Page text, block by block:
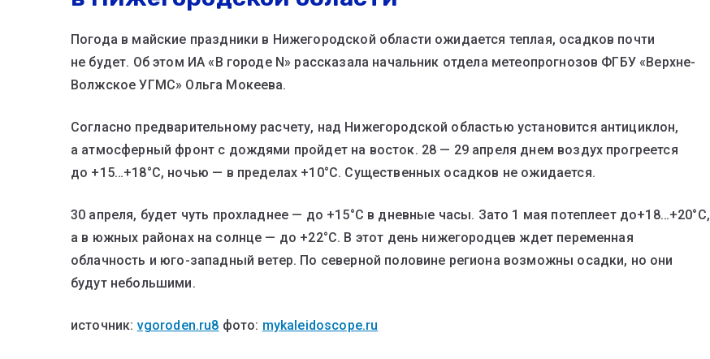
Погода в майские праздники в Нижегородской области ожидается теплая, осадков почти
не будет. Об этом ИА «В городе N» рассказала начальник отдела метеопрогнозов ФГБУ «Верхне-
Волжское УГМС» Ольга Мокеева.
Согласно предварительному расчету, над Нижегородской областью установится антициклон,
а атмосферный фронт с дождями пройдет на восток. 28 — 29 апреля днем воздух прогреется
до +15…+18°C, ночью — в пределах +10°C. Существенных осадков не ожидается.
30 апреля, будет чуть прохладнее — до +15°C в дневные часы. Зато 1 мая потеплеет до+18…+20°C,
а в южных районах на солнце — до +22°C. В этот день нижегородцев ждет переменная
облачность и юго-западный ветер. По северной половине региона возможны осадки, но они
будут небольшими.
источник: vgoroden.ru8 фото: mykaleidoscope.ru